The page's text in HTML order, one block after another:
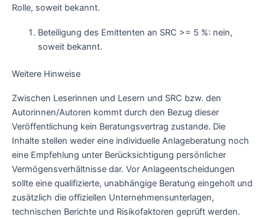
Rolle, soweit bekannt.
Beteiligung des Emittenten an SRC >= 5 %: nein,
soweit bekannt.
Weitere Hinweise
Zwischen Leserinnen und Lesern und SRC bzw. den
Autorinnen/Autoren kommt durch den Bezug dieser
Veröffentlichung kein Beratungsvertrag zustande. Die
Inhalte stellen weder eine individuelle Anlageberatung noch
eine Empfehlung unter Berücksichtigung persönlicher
Vermögensverhältnisse dar. Vor Anlageentscheidungen
sollte eine qualifizierte, unabhängige Beratung eingeholt und
zusätzlich die offiziellen Unternehmensunterlagen,
technischen Berichte und Risikofaktoren geprüft werden.